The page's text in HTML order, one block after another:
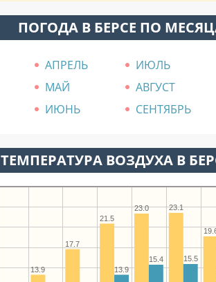
ПОГОДА В БЕРСЕ ПО
АПРЕЛЬ ИЮЛЬ
МАЙ АВГУСТ
ИЮНЬ СЕНТЯБРЬ
ТЕМПЕРАТУРА ВОЗДУХА В
23.1
23.0
21.5
17.7
13.9
15.5
15.4
13.9